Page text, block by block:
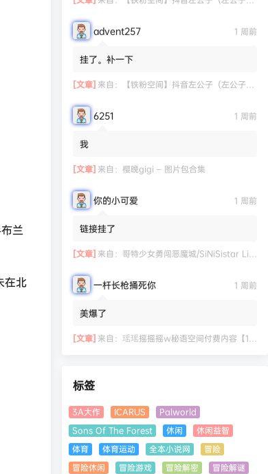
兰
在北
advent257 1 周前
挂了。补一下
[文章] 来自： 【铁粉空间】抖音左公子（左公子666）合集【2063P 181V】
6251 1 周前
我
[文章] 来自： 樱晚gigi – 图片包合集
你的小可爱 1 周前
链接挂了
[文章] 来自： 哥特少女勇闯恶魔城/SiNiSistar Lite Version（Build.7793201+DLC+通关档）
一杆长枪捅死你 1 周前
美爆了
[文章] 来自： 瑶瑶摇摇摇w秘语空间付费内容【11.06】
标签
3A大作 ICARUS
Palworld
Sons Of The Forest
休闲
休闲益智
体育
体育运动 全本小说网
冒险
冒险休闲
冒险游戏 冒险解密
冒险解谜